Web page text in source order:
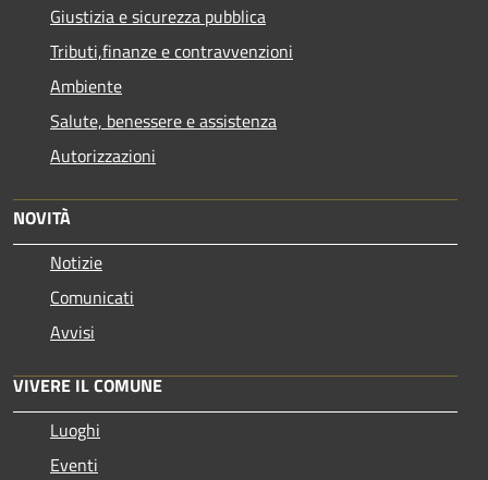
Giustizia e sicurezza pubblica
Tributi,finanze e contravvenzioni
Ambiente
Salute, benessere e assistenza
Autorizzazioni
NOVITÀ
Notizie
Comunicati
Avvisi
VIVERE IL COMUNE
Luoghi
Eventi